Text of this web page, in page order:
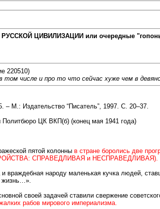
РУССКОЙ ЦИВИЛИЗАЦИИ или очередные
220510)
том числе и про то что сейчас хуже чем в
– М.: Издательство “Писатель”, 1997. С. 20–37.
ЦК ВКП(б) (конец мая 1941 года)
пятой колонны в стране боролись две
СПРАВЕДЛИВАЯ и НЕСПРАВЕДЛИВАЯ).
враждебная народу маленькая кучка людей,
жизнь…».
своей задачей ставили свержение
рабов мирового империализма.